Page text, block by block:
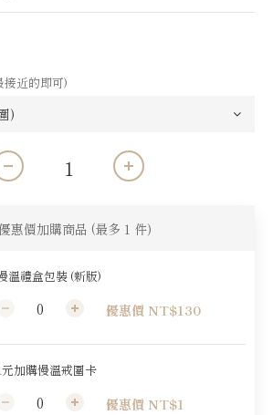
接近的即可)
惠價加購商品 (最多 1 件)
溫禮盒包裝 (新版)
優惠價 NT$130
元加購慢溫戒圍卡
優惠價 NT$1